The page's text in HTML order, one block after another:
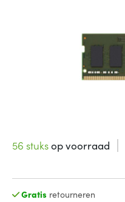
56 stuksop voorraad
Gratis retourneren